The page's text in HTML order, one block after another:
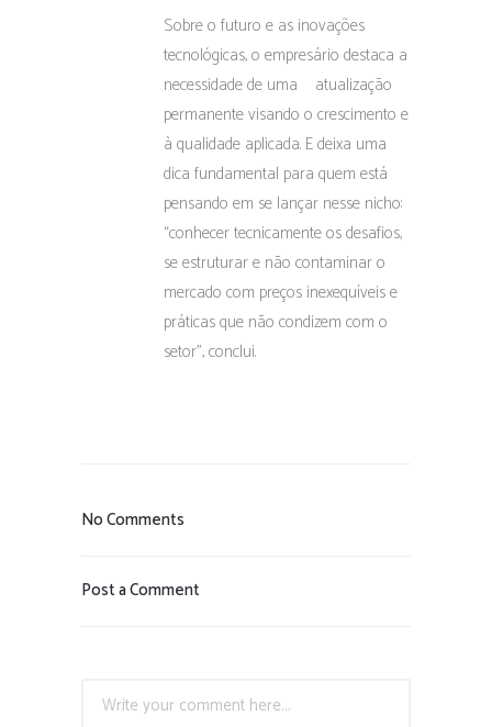
Sobre o futuro e as inovações
tecnológicas, o empresário destaca a
necessidade de uma atualização
permanente visando o crescimento e
à qualidade aplicada. E deixa uma
dica fundamental para quem está
pensando em se lançar nesse nicho:
“conhecer tecnicamente os desafios,
se estruturar e não contaminar o
mercado com preços inexequíveis e
práticas que não condizem com o
setor”, conclui.
No Comments
Post a Comment